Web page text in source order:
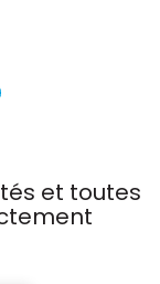
et toutes